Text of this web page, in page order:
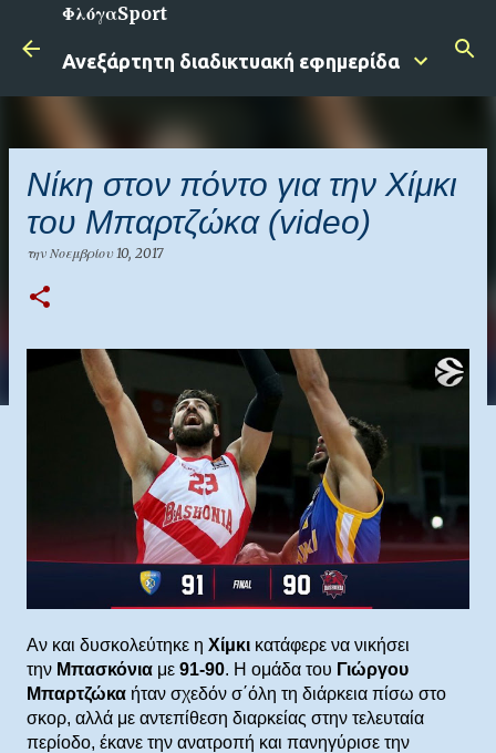
Μετάβαση στο κύριο περιεχόμενο
ΦλόγαSport
Ανεξάρτητη διαδικτυακή εφημερίδα
Νίκη στον πόντο για την Χίμκι
του Μπαρτζώκα (video)
την Νοεμβρίου 10, 2017
Aν και δυσκολεύτηκε η Χίμκι κατάφερε να νικήσει
την Μπασκόνια με 91-90. Η ομάδα του Γιώργου
Μπαρτζώκα ήταν σχεδόν σ΄όλη τη διάρκεια πίσω στο
σκορ, αλλά με αντεπίθεση διαρκείας στην τελευταία
περίοδο, έκανε την ανατροπή και πανηγύρισε την